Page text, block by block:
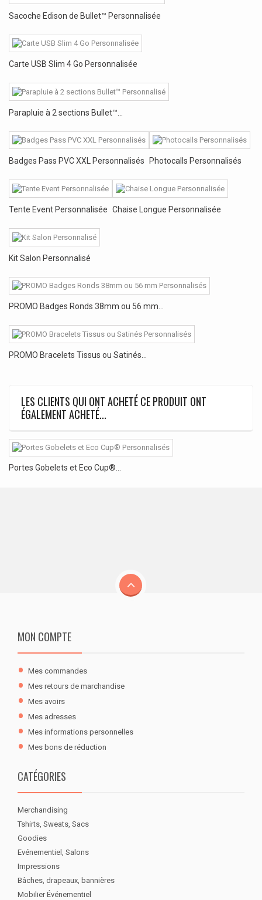
Sacoche Edison de Bullet™ Personnalisée
Carte USB Slim 4 Go Personnalisée
Parapluie à 2 sections Bullet™...
Badges Pass PVC XXL Personnalisés Photocalls Personnalisés
Tente Event Personnalisée Chaise Longue Personnalisée
Kit Salon Personnalisé
PROMO Badges Ronds 38mm ou 56 mm...
PROMO Bracelets Tissus ou Satinés...
LES CLIENTS QUI ONT ACHETÉ CE PRODUIT ONT
ÉGALEMENT ACHETÉ...
Portes Gobelets et Eco Cup®...
MON COMPTE
Mes commandes
Mes retours de marchandise
Mes avoirs
Mes adresses
Mes informations personnelles
Mes bons de réduction
CATÉGORIES
Merchandising
Tshirts, Sweats, Sacs
Goodies
Evénementiel, Salons
Impressions
Bâches, drapeaux, bannières
Mobilier Événementiel